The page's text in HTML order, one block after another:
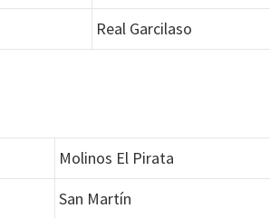
Real Garcilaso
Molinos El Pirata
San Martín